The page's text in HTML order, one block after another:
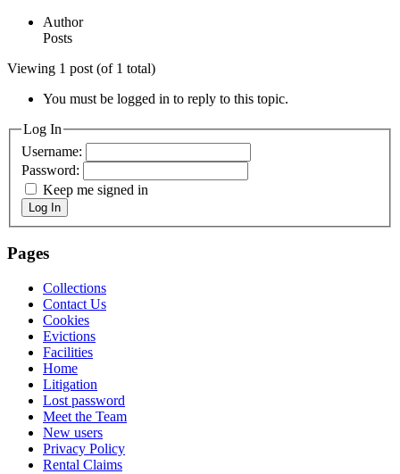
Author
Posts
Viewing 1 post (of 1 total)
You must be logged in to reply to this topic.
Log In
Username:
Password:
Keep me signed in
Log In
Pages
Collections
Contact Us
Cookies
Evictions
Facilities
Home
Litigation
Lost password
Meet the Team
New users
Privacy Policy
Rental Claims